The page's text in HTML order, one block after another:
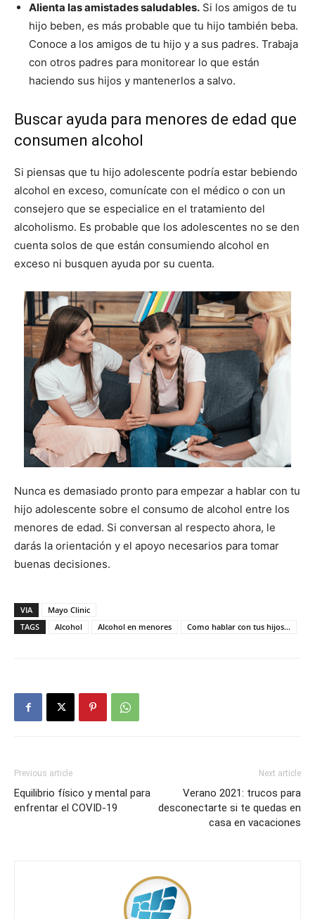
Alienta las amistades saludables. Si los amigos de tu
hijo beben, es más probable que tu hijo también beba.
Conoce a los amigos de tu hijo y a sus padres. Trabaja
con otros padres para monitorear lo que están
haciendo sus hijos y mantenerlos a salvo.
Buscar ayuda para menores de edad que
consumen alcohol
Si piensas que tu hijo adolescente podría estar bebiendo
alcohol en exceso, comunícate con el médico o con un
consejero que se especialice en el tratamiento del
alcoholismo. Es probable que los adolescentes no se den
cuenta solos de que están consumiendo alcohol en
exceso ni busquen ayuda por su cuenta.
Nunca es demasiado pronto para empezar a hablar con tu
hijo adolescente sobre el consumo de alcohol entre los
menores de edad. Si conversan al respecto ahora, le
darás la orientación y el apoyo necesarios para tomar
buenas decisiones.
VIA
Mayo Clinic
TAGS
Alcohol Alcohol en menores Como hablar con tus hijos...
Previous article
Equilibrio físico y mental para
enfrentar el COVID-19
Next article
Verano 2021: trucos para
desconectarte si te quedas en
casa en vacaciones